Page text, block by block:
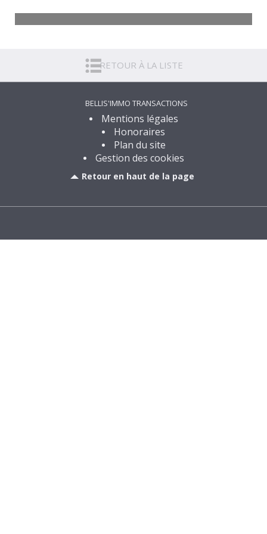
169 000€
RETOUR À LA LISTE
BELLIS'IMMO TRANSACTIONS
Mentions légales
Honoraires
Plan du site
Gestion des cookies
Retour en haut de la page